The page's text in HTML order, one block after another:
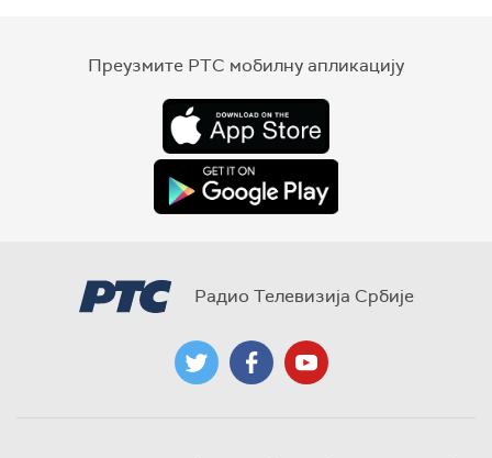
Преузмите РТС мобилну апликацију
Радио Телевизија Србије